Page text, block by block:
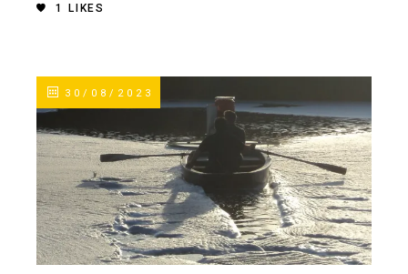
1 LIKES
30/08/2023